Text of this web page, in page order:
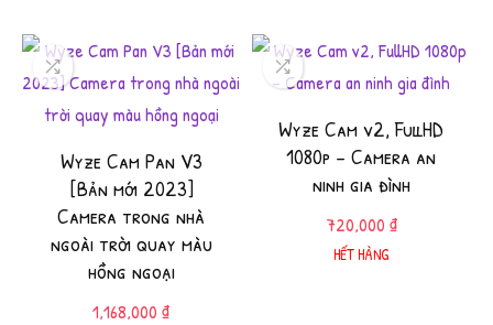
Wyze Cam Pan V3
[Bản mới 2023]
Camera trong nhà
ngoài trời quay màu
hồng ngoại
1,168,000₫
Wyze Cam v2, FullHD
1080p – Camera an
ninh gia đình
720,000 ₫
HẾT HÀNG